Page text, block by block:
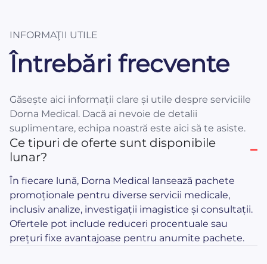
INFORMAŢII UTILE
Întrebări frecvente
Găsește aici informații clare și utile despre serviciile
Dorna Medical. Dacă ai nevoie de detalii
suplimentare, echipa noastră este aici să te asiste.
Ce tipuri de oferte sunt disponibile
lunar?
În fiecare lună, Dorna Medical lansează pachete
promoționale pentru diverse servicii medicale,
inclusiv analize, investigații imagistice și consultații.
Ofertele pot include reduceri procentuale sau
prețuri fixe avantajoase pentru anumite pachete.